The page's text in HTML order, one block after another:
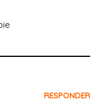
RESPONDER